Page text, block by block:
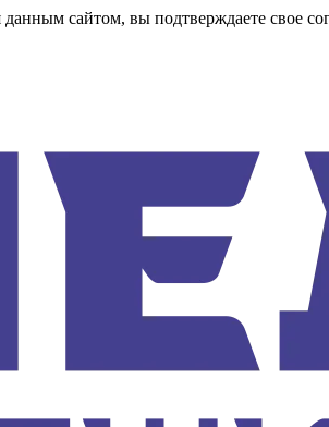
сайтом, вы подтверждаете свое